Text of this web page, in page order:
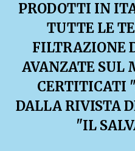
PRODOTTI IN
TUTTE LE
FILTRAZIONE
AVANZATE SUL
CERTITICATI
DALLA RIVISTA
"IL